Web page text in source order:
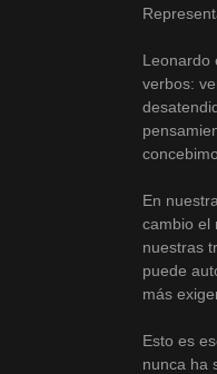
Leonardo
verbos:
En
cambio el
nuestras
puede
más
Esto es
nunca ha